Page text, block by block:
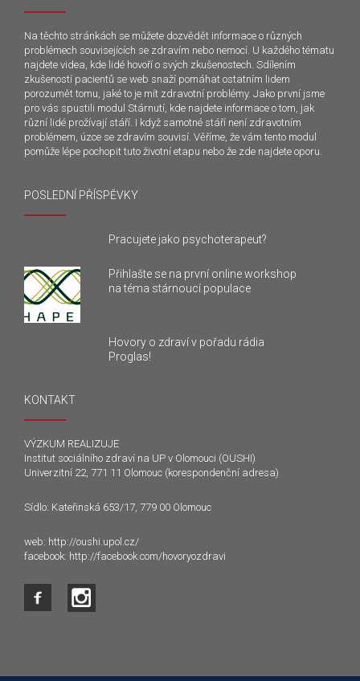
Na těchto stránkách se můžete dozvědět informace o různých
problémech souvisejících se zdravím nebo nemocí. U každého tématu
najdete videa, kde lidé hovoří o svých zkušenostech. Sdílením
zkušeností pacientů se web snaží pomáhat ostatním lidem
porozumět tomu, jaké to je mít zdravotní problémy. Jako první jsme
pro vás spustili modul Stárnutí, kde najdete informace o tom, jak
různí lidé prožívají stáří. I když samotné stáří není zdravotním
problémem, úzce se zdravím souvisí. Věříme, že vám tento modul
pomůže lépe pochopit tuto životní etapu nebo že zde najdete oporu.
POSLEDNÍ PŘÍSPĚVKY
Pracujete jako psychoterapeut?
Přihlašte se na první online workshop
na téma stárnoucí populace
Hovory o zdraví v pořadu rádia
Proglas!
KONTAKT
VÝZKUM REALIZUJE
Institut sociálního zdraví na UP v Olomouci (OUSHI)
Univerzitní 22, 771 11 Olomouc (korespondenční adresa)
Sídlo: Kateřinská 653/17, 779 00 Olomouc
web: http://oushi.upol.cz/
facebook: http://facebook.com/hovoryozdravi